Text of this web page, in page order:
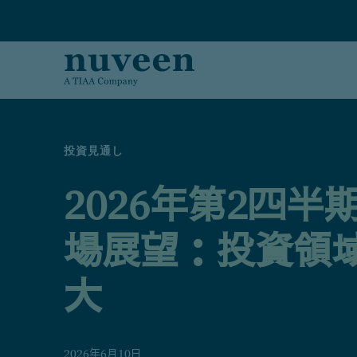
投資見通し
2026年第2四半
場展望：投資領
大
2026年6月10日